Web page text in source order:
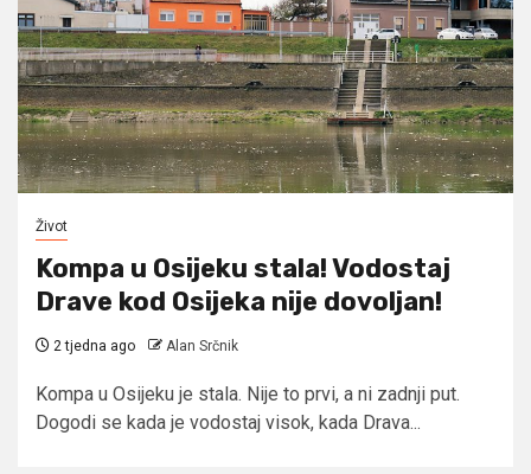
Život
Kompa u Osijeku stala! Vodostaj
Drave kod Osijeka nije dovoljan!
2 tjedna ago Alan Srčnik
Kompa u Osijeku je stala. Nije to prvi, a ni zadnji put.
Dogodi se kada je vodostaj visok, kada Drava...